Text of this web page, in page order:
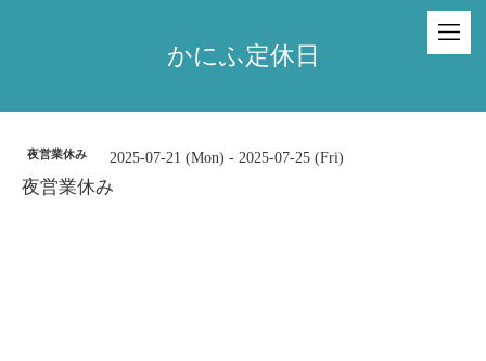
かにふ定休日
夜営業休み 2025-07-21 (Mon) - 2025-07-25 (Fri)
夜営業休み